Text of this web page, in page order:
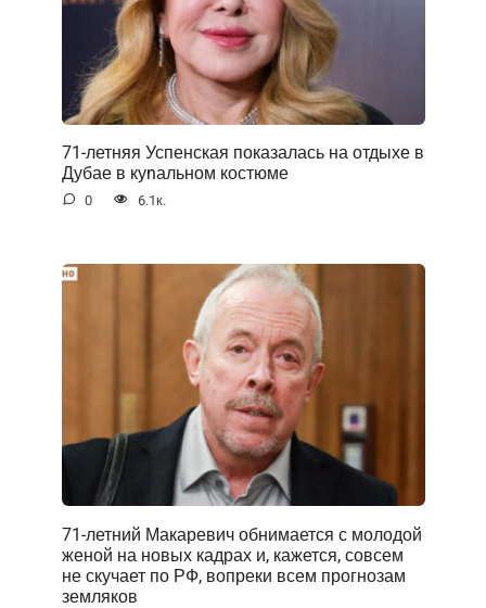
71-летняя Успенская показалась на отдыхе в
Дубае в куnальном костюме
0 6.1к.
71-летний Макаревич обнимается с молодой
женой на новых кадрах и, кажется, совсем
не скучает по РФ, вопреки всем прогнозам
земляков